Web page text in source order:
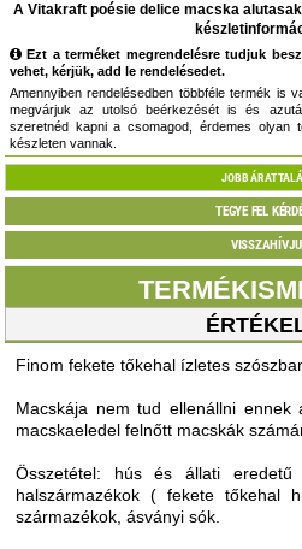
A Vitakraft poésie delice macska
Ezt a terméket megrendelésre tudjuk
vehet, kérjük, add le rendelésedet.
Amennyiben rendelésedben többféle termék is
megvárjuk az utolsó beérkezését is és
szeretnéd kapni a csomagod, érdemes olyan
készleten vannak.
JOBB ÁRAT
TEGYE FEL
Finom fekete tőkehal ízletes
Macskája nem tud ellenállni ennek
macskaeledel felnőtt macskák
Összetétel: hús és állati
halszármazékok ( fekete tőkehal
származékok, ásványi sók.